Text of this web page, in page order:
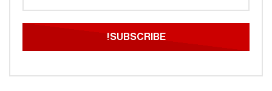
مغامرات الفضاء جرندايزر الحلقة 60
1.4K
0